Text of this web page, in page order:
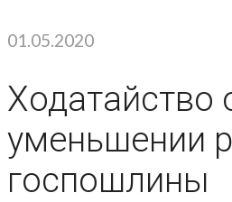
01.05.2020
Ходатайство
уменьшении
госпошлины